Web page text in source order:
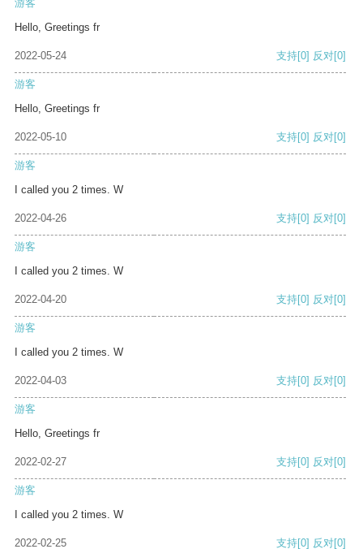
游客
Hello, Greetings fr
2022-05-24 支持[0] 反对[0]
游客
Hello, Greetings fr
2022-05-10 支持[0] 反对[0]
游客
I called you 2 times. W
2022-04-26 支持[0] 反对[0]
游客
I called you 2 times. W
2022-04-20 支持[0] 反对[0]
游客
I called you 2 times. W
2022-04-03 支持[0] 反对[0]
游客
Hello, Greetings fr
2022-02-27 支持[0] 反对[0]
游客
I called you 2 times. W
2022-02-25 支持[0] 反对[0]